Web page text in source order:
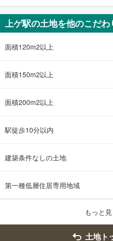
上ゲ駅の土地を他のこだ
面積120m2以上
面積150m2以上
面積200m2以上
駅徒歩10分以内
建築条件なしの土地
第一種低層住居専用地域
もっと
土地ト